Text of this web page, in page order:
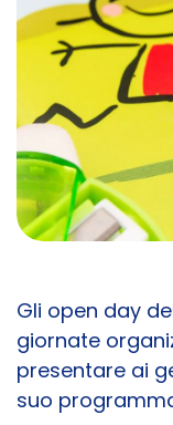
Gli open day
giornate
presentare ai
suo